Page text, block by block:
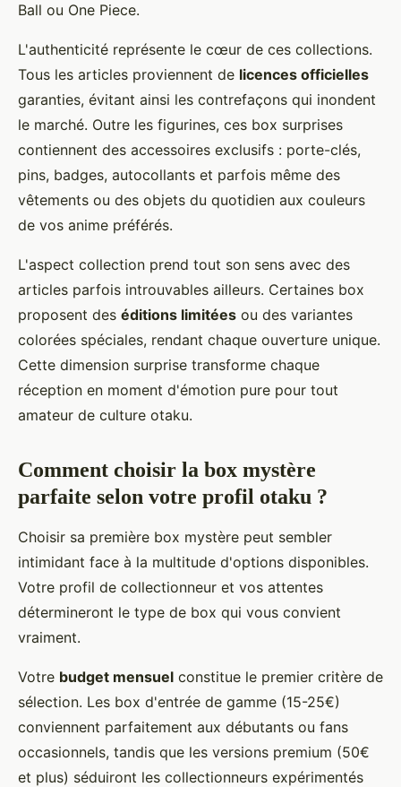
Ball ou One Piece.
L'authenticité représente le cœur de ces collections.
Tous les articles proviennent de licences officielles
garanties, évitant ainsi les contrefaçons qui inondent
le marché. Outre les figurines, ces box surprises
contiennent des accessoires exclusifs : porte-clés,
pins, badges, autocollants et parfois même des
vêtements ou des objets du quotidien aux couleurs
de vos anime préférés.
L'aspect collection prend tout son sens avec des
articles parfois introuvables ailleurs. Certaines box
proposent des éditions limitées ou des variantes
colorées spéciales, rendant chaque ouverture unique.
Cette dimension surprise transforme chaque
réception en moment d'émotion pure pour tout
amateur de culture otaku.
Comment choisir la box mystère
parfaite selon votre profil otaku ?
Choisir sa première box mystère peut sembler
intimidant face à la multitude d'options disponibles.
Votre profil de collectionneur et vos attentes
détermineront le type de box qui vous convient
vraiment.
Votre budget mensuel constitue le premier critère de
sélection. Les box d'entrée de gamme (15-25€)
conviennent parfaitement aux débutants ou fans
occasionnels, tandis que les versions premium (50€
et plus) séduiront les collectionneurs expérimentés